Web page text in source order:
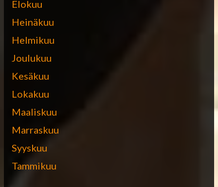
Elokuu
Heinäkuu
Helmikuu
Joulukuu
Kesäkuu
Lokakuu
Maaliskuu
Marraskuu
Syyskuu
Tammikuu